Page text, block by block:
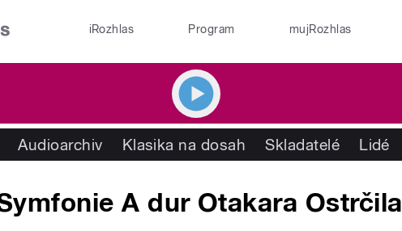
iRozhlas Program mujRozhlas
Audioarchiv Klasika na dosah Skladatelé Lidé
A dur Otakara Ostrčila